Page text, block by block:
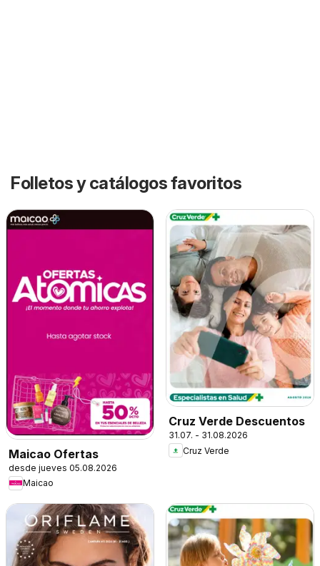
Folletos y catálogos favoritos
Maicao Ofertas
desde jueves 05.08.2026
Maicao
Cruz Verde Descuentos
31.07. - 31.08.2026
Cruz Verde